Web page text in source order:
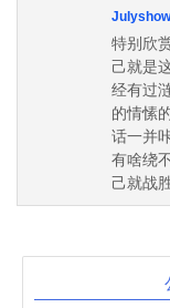
特别欣
己就是
经有过
的情愫
话一并
有啥绕
己就战